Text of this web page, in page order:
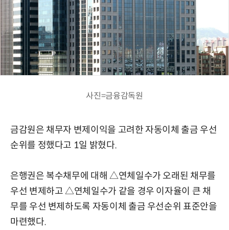
사진=금융감독원
금감원은 채무자 변제이익을 고려한 자동이체 출금 우선
순위를 정했다고 1일 밝혔다.
은행권은 복수채무에 대해 △연체일수가 오래된 채무를
우선 변제하고 △연체일수가 같을 경우 이자율이 큰 채
무를 우선 변제하도록 자동이체 출금 우선순위 표준안을
마련했다.